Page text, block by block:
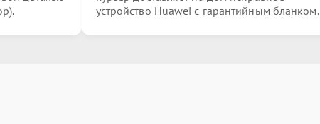
устройство Huawei с гарантийным бланком.